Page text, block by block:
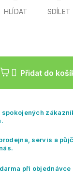
Přidat do
HLÍDAT SDÍLET
servis a
při objednávce